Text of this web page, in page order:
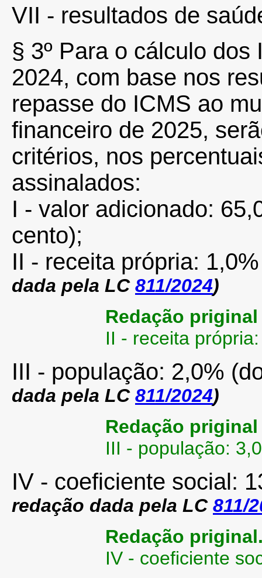
VII - resultados de
§ 3º Para o cálculo dos
2024, com base nos
repasse do ICMS ao
financeiro de 2025,
critérios, nos
assinalados:
I - valor adicionado:
cento);
II - receita própria:
dada pela LC 811/2024)
Redação priginal
II - receita
III - população: 2,0%
dada pela LC 811/2024)
Redação priginal
III - população:
IV - coeficiente social:
redação dada pela LC 811/
Redação
IV - coeficiente